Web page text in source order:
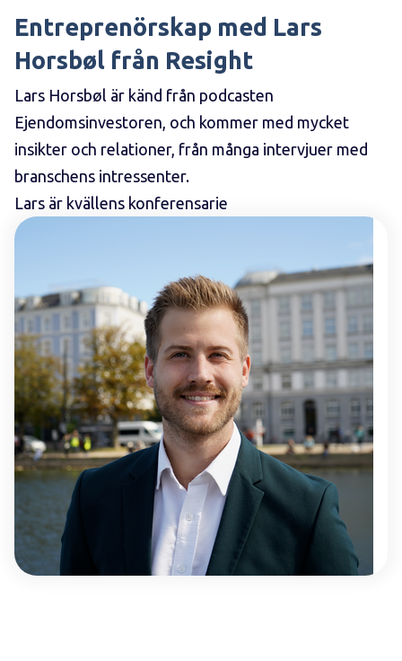
Entreprenörskap med Lars
Horsbøl från Resight
Lars Horsbøl är känd från podcasten
Ejendomsinvestoren, och kommer med mycket
insikter och relationer, från många intervjuer med
branschens intressenter.
Lars är kvällens konferensarie